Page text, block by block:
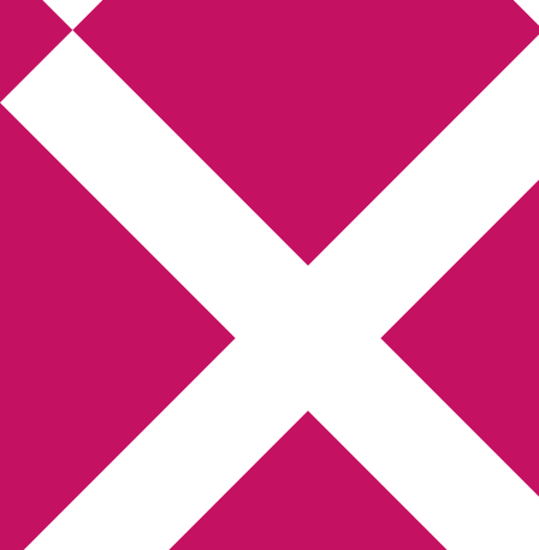
Annikas litteratur- och
kulturblogg
Deckare, kriminalromaner, thrillers
Boktolva Författarfemman
Webbshop Amazon
Bokbloggsjerka Bloggmaraton
Kriminalroman
Min tv-blogg
You are here: Deckare
Deckarhatare: Kan ni bara
lägga av?